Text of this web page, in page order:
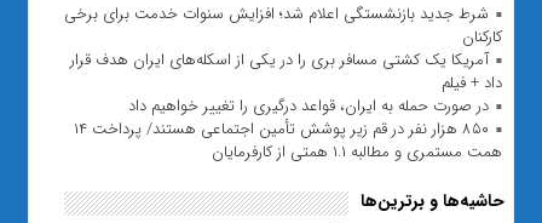
شرط جدید بازنشستگی اعلام شد؛ افزایش سنوات خدمت برای برخی
کارکنان
آمریکا یک کشتی مسافر بری را در یکی از اسکله‌های ایران هدف قرار
داد + فیلم
در صورت حمله به ایران، قواعد درگیری را تغییر خواهیم داد
۸۵۰ هزار نفر در قم زیر پوشش تأمین اجتماعی هستند/ پرداخت ۱۴
همت مستمری و مطالبه ۱.۱ همتی از کارفرمایان
حاشیه‌ها و برترین‌ها